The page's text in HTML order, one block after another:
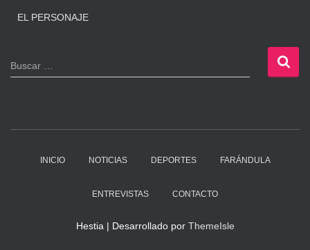
EL PERSONAJE
B
u
Buscar …
INICIO NOTICIAS DEPORTES FARÁNDULA
ENTREVISTAS CONTACTO
Hestia | Desarrollado por ThemeIsle